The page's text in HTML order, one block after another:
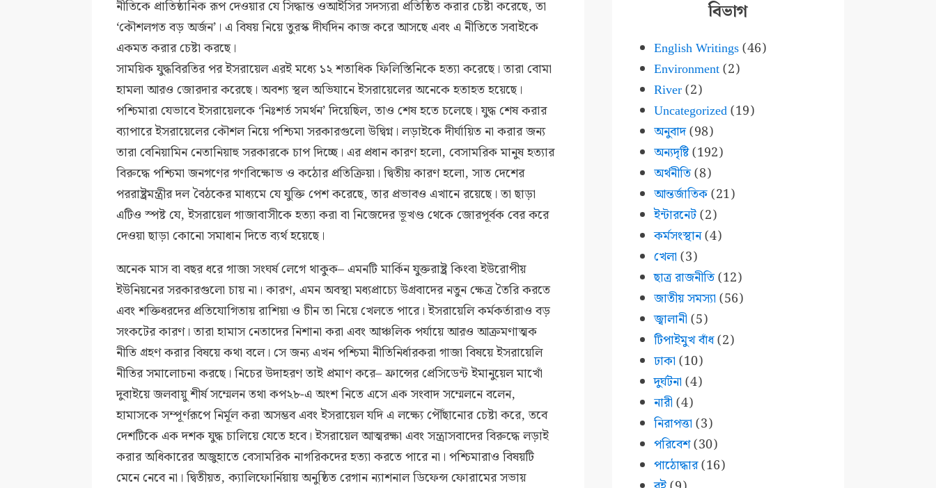
নীতিকে প্রাতিষ্ঠানিক রূপ দেওয়ার যে সিদ্ধান্ত ওআইসির সদস্যরা প্রতিষ্ঠিত করার চেষ্টা করেছে, তা
‘কৌশলগত বড় অর্জন’। এ বিষয় নিয়ে তুরস্ক দীর্ঘদিন কাজ করে আসছে এবং এ নীতিতে সবাইকে
একমত করার চেষ্টা করছে।
সাময়িক যুদ্ধবিরতির পর ইসরায়েল এরই মধ্যে ১২ শতাধিক ফিলিস্তিনিকে হত্যা করেছে। তারা বোমা
হামলা আরও জোরদার করেছে। অবশ্য স্থল অভিযানে ইসরায়েলের অনেকে হতাহত হয়েছে।
পশ্চিমারা যেভাবে ইসরায়েলকে ‘নিঃশর্ত সমর্থন’ দিয়েছিল, তাও শেষ হতে চলেছে। যুদ্ধ শেষ করার
ব্যাপারে ইসরায়েলের কৌশল নিয়ে পশ্চিমা সরকারগুলো উদ্বিগ্ন। লড়াইকে দীর্ঘায়িত না করার জন্য
তারা বেনিয়ামিন নেতানিয়াহু সরকারকে চাপ দিচ্ছে। এর প্রধান কারণ হলো, বেসামরিক মানুষ হত্যার
বিরুদ্ধে পশ্চিমা জনগণের গণবিক্ষোভ ও কঠোর প্রতিক্রিয়া। দ্বিতীয় কারণ হলো, সাত দেশের
পররাষ্ট্রমন্ত্রীর দল বৈঠকের মাধ্যমে যে যুক্তি পেশ করেছে, তার প্রভাবও এখানে রয়েছে। তা ছাড়া
এটিও স্পষ্ট যে, ইসরায়েল গাজাবাসীকে হত্যা করা বা নিজেদের ভূখণ্ড থেকে জোরপূর্বক বের করে
দেওয়া ছাড়া কোনো সমাধান দিতে ব্যর্থ হয়েছে।
অনেক মাস বা বছর ধরে গাজা সংঘর্ষ লেগে থাকুক– এমনটি মার্কিন যুক্তরাষ্ট্র কিংবা ইউরোপীয়
ইউনিয়নের সরকারগুলো চায় না। কারণ, এমন অবস্থা মধ্যপ্রাচ্যে উগ্রবাদের নতুন ক্ষেত্র তৈরি করতে
এবং শক্তিধরদের প্রতিযোগিতায় রাশিয়া ও চীন তা নিয়ে খেলতে পারে। ইসরায়েলি কর্মকর্তারাও বড়
সংকটের কারণ। তারা হামাস নেতাদের নিশানা করা এবং আঞ্চলিক পর্যায়ে আরও আক্রমণাত্মক
নীতি গ্রহণ করার বিষয়ে কথা বলে। সে জন্য এখন পশ্চিমা নীতিনির্ধারকরা গাজা বিষয়ে ইসরায়েলি
নীতির সমালোচনা করছে। নিচের উদাহরণ তাই প্রমাণ করে– ফ্রান্সের প্রেসিডেন্ট ইমানুয়েল মাখোঁ
দুবাইয়ে জলবায়ু শীর্ষ সম্মেলন তথা কপ২৮-এ অংশ নিতে এসে এক সংবাদ সম্মেলনে বলেন,
হামাসকে সম্পূর্ণরূপে নির্মূল করা অসম্ভব এবং ইসরায়েল যদি এ লক্ষ্যে পৌঁছানোর চেষ্টা করে, তবে
দেশটিকে এক দশক যুদ্ধ চালিয়ে যেতে হবে। ইসরায়েল আত্মরক্ষা এবং সন্ত্রাসবাদের বিরুদ্ধে লড়াই
করার অধিকারের অজুহাতে বেসামরিক নাগরিকদের হত্যা করতে পারে না। পশ্চিমারাও বিষয়টি
মেনে নেবে না। দ্বিতীয়ত, ক্যালিফোর্নিয়ায় অনুষ্ঠিত রেগান ন্যাশনাল ডিফেন্স ফোরামের সভায়
বিভাগ
English Writings(46)
Environment(2)
River(2)
Uncategorized(19)
অনুবাদ(98)
অন্যদৃষ্টি(192)
অর্থনীতি(8)
আন্তর্জাতিক(21)
ইন্টারনেট(2)
কর্মসংস্থান(4)
খেলা (3)
ছাত্র রাজনীতি(12)
জাতীয় সমস্যা (56)
জ্বালানী (5)
টিপাইমুখ বাঁধ(2)
ঢাকা (10)
দুর্ঘটনা (4)
নারী (4)
নিরাপত্তা (3)
পরিবেশ(30)
পাঠোদ্ধার(16)